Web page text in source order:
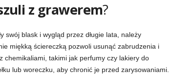
z grawerem?
swój blask i wygląd przez długie lata, należy
miękką ściereczką pozwoli usunąć zabrudzenia i
chemikaliami, takimi jak perfumy czy lakiery do
lub woreczku, aby chronić je przed zarysowaniami.